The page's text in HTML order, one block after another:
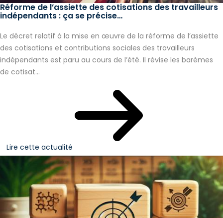
Réforme de l’assiette des cotisations des travailleurs
indépendants : ça se précise…
Le décret relatif à la mise en œuvre de la réforme de l’assiette
des cotisations et contributions sociales des travailleurs
indépendants est paru au cours de l’été. Il révise les barèmes
de cotisat...
Lire cette actualité